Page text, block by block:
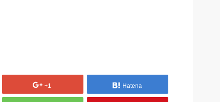
+1 Hatena